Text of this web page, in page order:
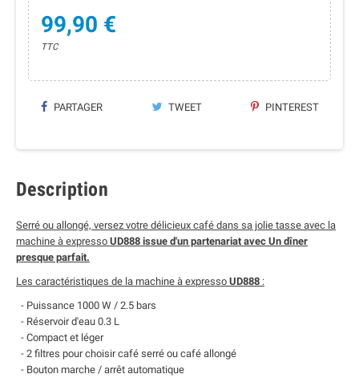
99,90 €
TTC
PARTAGER TWEET PINTEREST
Description
Serré ou allongé, versez votre délicieux café dans sa jolie tasse avec la
machine à expresso UD888 issue d'un partenariat avec Un dîner
presque parfait.
Les caractéristiques de la machine à expresso UD888 :
- Puissance 1000 W / 2.5 bars
- Réservoir d'eau 0.3 L
- Compact et léger
- 2 filtres pour choisir café serré ou café allongé
- Bouton marche / arrêt automatique